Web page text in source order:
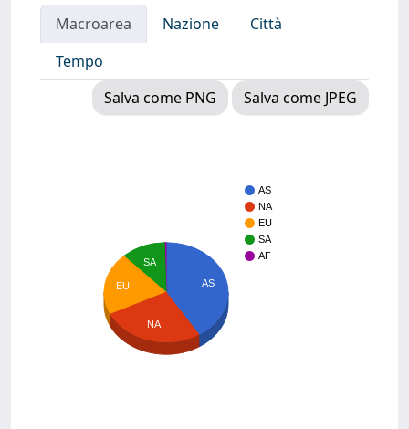
Macroarea Nazione
Città
Tempo
Salva come PNG
Salva come JPEG
AS
NA
EU
SA
AF
AS
SA
EU
NA